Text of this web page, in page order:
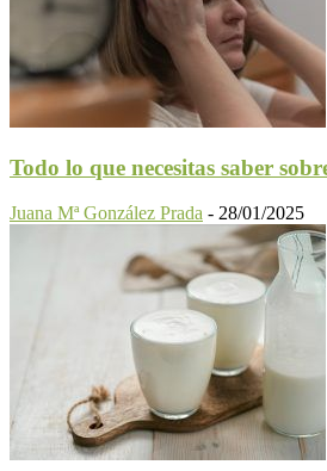
Todo lo que necesitas saber
Juana Mª González Prada - 28/01/2025